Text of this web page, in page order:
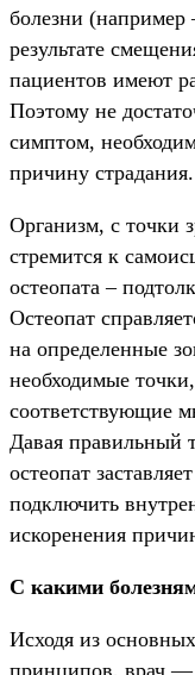
болезни (например
результате
пациентов имеют
Поэтому не
симптом,
причину страдания.
Организм, с точки
стремится к
остеопата –
Остеопат
на определенные
необходимые
соответствующие
Давая правильный
остеопат
подключить
искоренения
С какими
Исходя из
принципов, врач —